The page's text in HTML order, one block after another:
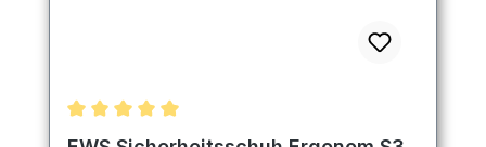
Durchschnittliche Bewertung von 5 von 5 Sternen